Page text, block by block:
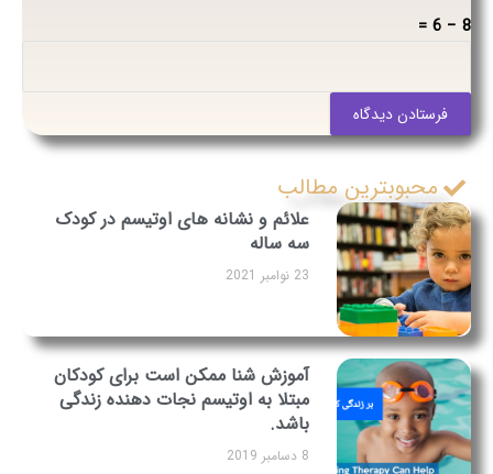
8 − 6 =
فرستادن دیدگاه
محبوبترین مطالب
علائم و نشانه های اوتیسم در کودک
سه ساله
23 نوامبر 2021
آموزش شنا ممکن است برای کودکان
مبتلا به اوتیسم نجات دهنده زندگی
باشد.
8 دسامبر 2019